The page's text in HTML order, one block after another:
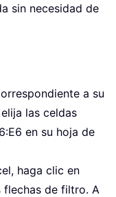
sin necesidad de
a su
las celdas
en su hoja de
haga clic en
flechas de filtro. A